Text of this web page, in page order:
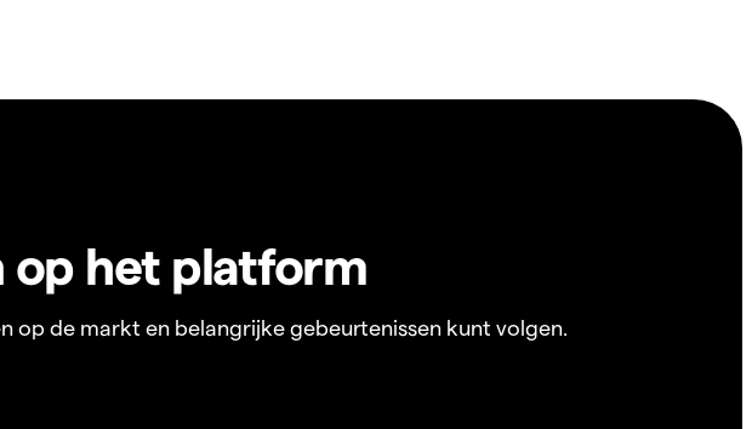
op het platform
de markt en belangrijke gebeurtenissen kunt volgen.